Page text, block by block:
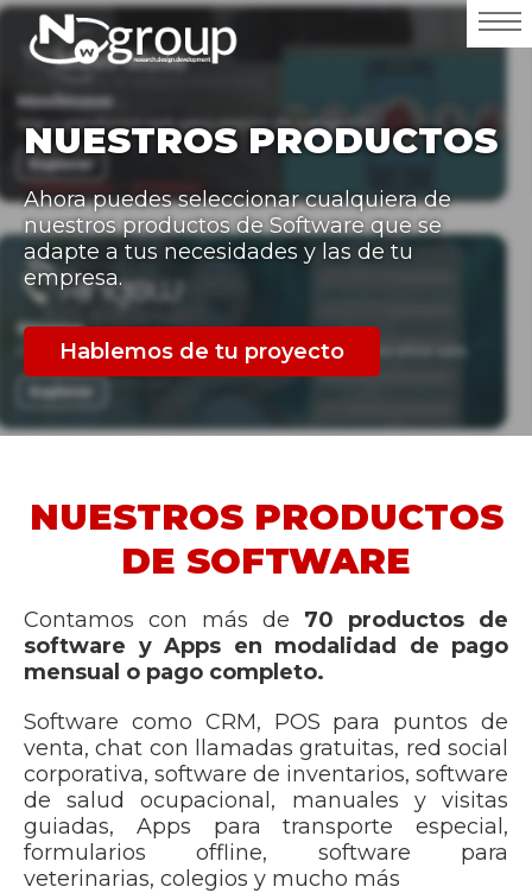
NUESTROS PRODUCTOS
Ahora puedes seleccionar cualquiera de
nuestros productos de Software que se
adapte a tus necesidades y las de tu
empresa.
Hablemos de tu proyecto
NUESTROS PRODUCTOS
DE SOFTWARE
Contamos con más de 70 productos de
software y Apps en modalidad de pago
mensual o pago completo.
Software como CRM, POS para puntos de
venta, chat con llamadas gratuitas, red social
corporativa, software de inventarios, software
de salud ocupacional, manuales y visitas
guiadas, Apps para transporte especial,
formularios offline, software para
veterinarias, colegios y mucho más